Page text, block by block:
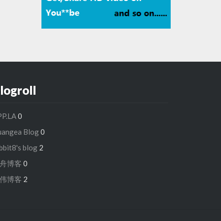
0
Blog0
blog 2
博客 0
博客 2